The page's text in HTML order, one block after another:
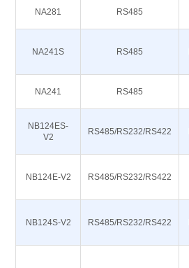
NA281 RS485
NA241S RS485
NA241 RS485
NB124ES-
V2
RS485/RS232/RS422
NB124E-V2 RS485/RS232/RS422
NB124S-V2 RS485/RS232/RS422